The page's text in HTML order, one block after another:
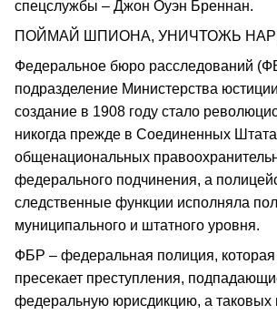
спецслужбы – Джон Оуэн Бреннан.
ПОЙМАЙ ШПИОНА, УНИЧТОЖЬ
Федеральное бюро расследований
подразделение Министерства
создание в 1908 году стало
никогда прежде в Соединенных
общенациональных
федерального подчинения, а
следственные функции исполняла
муниципального и штатного уровня.
ФБР – федеральная полиция,
пресекает преступления,
федеральную юрисдикцию, а таковых